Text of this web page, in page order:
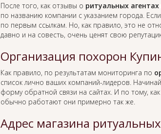
После того, как отзывы о ритуальных
по названию компании с указанием города.
по первым ссылкам. Но, как правило, это не
давно и на совесть, очень ценят свою
Организация похорон
Как правило, по результатам мониторинга по
список лично ваших компаний-лидеров.
форму обратной связи на сайтах. И по тому,
обычно работают они примерно так же.
Адрес магазина